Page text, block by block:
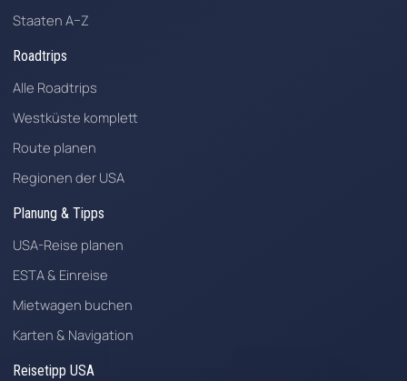
Staaten A–Z
Roadtrips
Alle Roadtrips
Westküste komplett
Route planen
Regionen der USA
Planung & Tipps
USA-Reise planen
ESTA & Einreise
Mietwagen buchen
Karten & Navigation
Reisetipp USA